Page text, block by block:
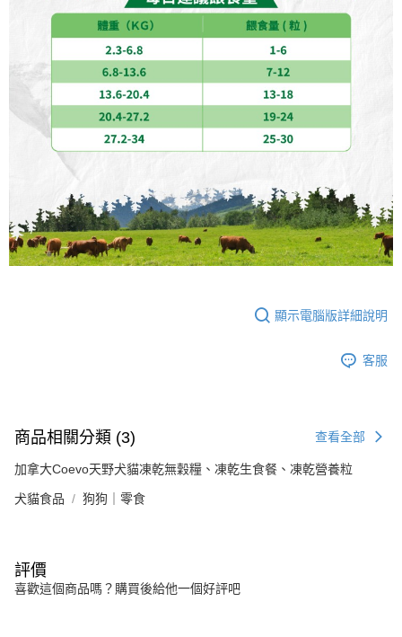
顯示電腦版詳細說明
客服
商品相關分類 (3) 查看全部
加拿大Coevo天野犬貓凍乾無穀糧、凍乾生食餐、凍乾營養粒
犬貓食品 狗狗｜零食
評價
喜歡這個商品嗎？購買後給他一個好評吧